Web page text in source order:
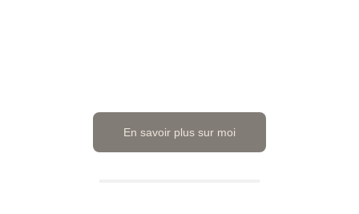
En savoir plus sur moi